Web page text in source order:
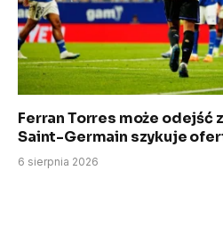
Ferran Torres może odejść
Saint-Germain szykuje
6 sierpnia 2026